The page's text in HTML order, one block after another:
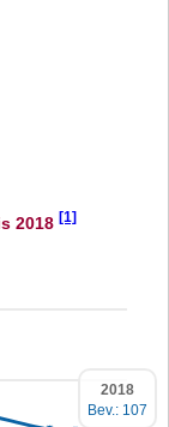
2018 [1]
2018
Bev.: 107